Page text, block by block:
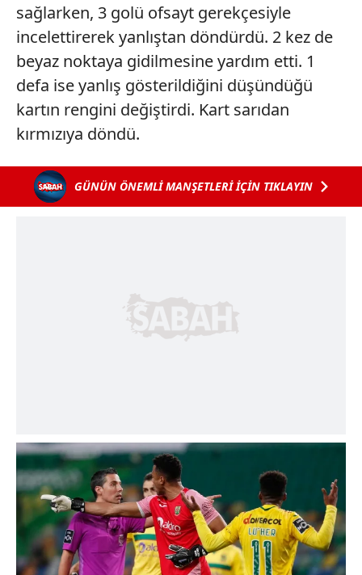
sağlarken, 3 golü ofsayt gerekçesiyle
incelettirerek yanlıştan döndürdü. 2 kez de
beyaz noktaya gidilmesine yardım etti. 1
defa ise yanlış gösterildiğini düşündüğü
kartın rengini değiştirdi. Kart sarıdan
kırmızıya döndü.
GÜNÜN ÖNEMLİ MANŞETLERİ İÇİN TIKLAYIN